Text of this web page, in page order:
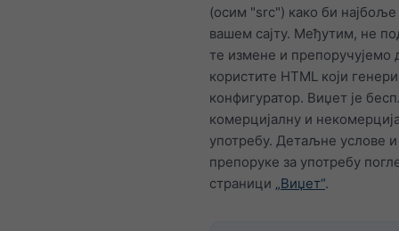
(осим "src") како би најбоље
вашем сајту. Међутим, не
те измене и препоручујемо
користите HTML који
конфигуратор. Виџет је
комерцијалну и
употребу. Детаљне услове и
препоруке за употребу
страници „Виџет“.